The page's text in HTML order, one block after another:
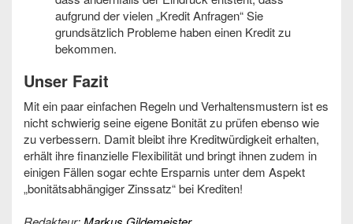
aufgrund der vielen „Kredit Anfragen“ Sie
grundsätzlich Probleme haben einen Kredit zu
bekommen.
Unser Fazit
Mit ein paar einfachen Regeln und Verhaltensmustern ist es
nicht schwierig seine eigene Bonität zu prüfen ebenso wie
zu verbessern. Damit bleibt ihre Kreditwürdigkeit erhalten,
erhält ihre finanzielle Flexibilität und bringt ihnen zudem in
einigen Fällen sogar echte Ersparnis unter dem Aspekt
„bonitätsabhängiger Zinssatz“ bei Krediten!